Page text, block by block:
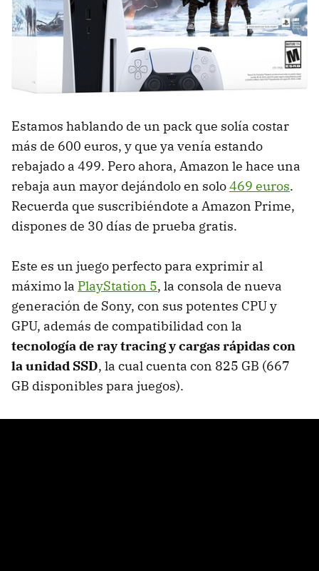
Estamos hablando de un pack que solía costar
más de 600 euros, y que ya venía estando
rebajado a 499. Pero ahora, Amazon le hace una
rebaja aun mayor dejándolo en solo469 euros.
Recuerda que suscribiéndote a Amazon Prime,
dispones de 30 días de prueba gratis.
Este es un juego perfecto para exprimir al
máximo la PlayStation 5, la consola de nueva
generación de Sony, con sus potentes CPU y
GPU, además de compatibilidad con la
tecnología de ray tracing y cargas rápidas con
la unidad SSD, la cual cuenta con 825 GB (667
GB disponibles para juegos).